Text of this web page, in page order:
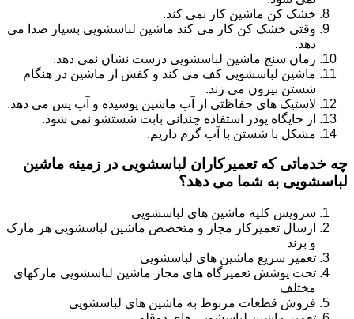
خشک کن ماشین کار نمی کند.
وقتی خشک کن کار می کند ماشین لباسشویی بسیار صدا می
دهد.
زمان سنج ماشین لباسشویی درست نشان نمی دهد.
ماشین لباسشویی کف می کند و کفش از ماشین در هنگام
شستن بیرون می زند.
لاستیک های حفاظتی از آب ماشین پوسیده و آب پس می دهد.
از جایگاه پودر استفاده چندانی بابت شستشو نمی شود.
مشکل با شستن با آب گرم داریم.
چه خدماتی که تعمیرکاران لباسشویی در زمینه ماشین
لباسشویی به شما می دهد؟
سرویس کلیه ماشین های لباسشویی
ارسال تعمیرکار مجاز و متخصص ماشین لباسشویی هر مارک
و برند
تعمیر سریع ماشین های لباسشویی
تحت پوشش تعمیرگاه های مجاز ماشین لباسشویی مارکهای
مختلف
فروش قطعات مربوط به ماشین های لباسشویی